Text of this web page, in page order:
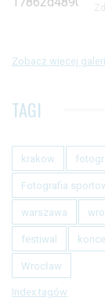
Zobacz więcej
TAGI
krakow
Fotografia
warszawa
festiwal
Wrocław
Index tagów